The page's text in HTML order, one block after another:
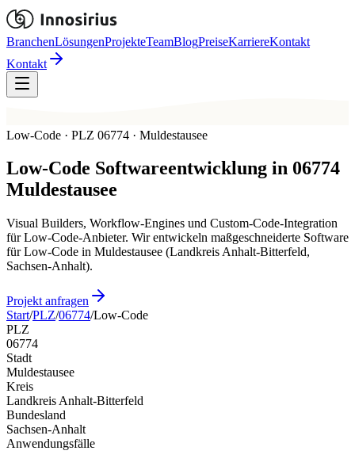
BranchenLösungenProjekteTeamBlogPreiseKarriereKontakt
Kontakt
Low-Code · PLZ 06774 · Muldestausee
Low-Code Softwareentwicklung in 06774
Muldestausee
Visual Builders, Workflow-Engines und Custom-Code-Integration
für Low-Code-Anbieter. Wir entwickeln maßgeschneiderte Software
für Low-Code in Muldestausee (Landkreis Anhalt-Bitterfeld,
Sachsen-Anhalt).
Projekt anfragen
Start/PLZ/06774/Low-Code
PLZ
06774
Stadt
Muldestausee
Kreis
Landkreis Anhalt-Bitterfeld
Bundesland
Sachsen-Anhalt
Anwendungsfälle